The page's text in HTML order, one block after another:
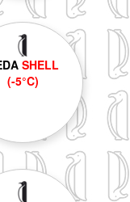
SHELL
(-5°C)